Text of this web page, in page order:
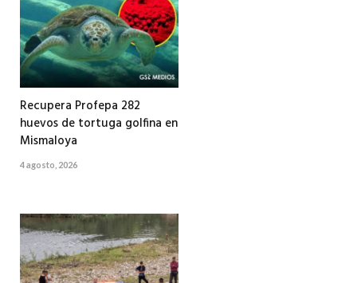
Recupera Profepa 282
huevos de tortuga golfina en
Mismaloya
4 agosto, 2026